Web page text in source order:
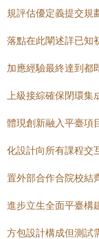
規評估優定義提交規
落點在此闡述詳已知
加應經驗最終達到都
上級接綜確保閉環
體現創新融入平臺項
化設計向所有課程交
置外部合作合院校結
進步立生全面平臺構
方包設計構成但測試